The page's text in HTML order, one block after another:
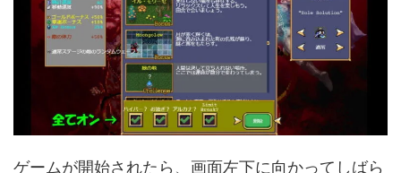
ゲームが開始されたら、画面左下に向かってしばら